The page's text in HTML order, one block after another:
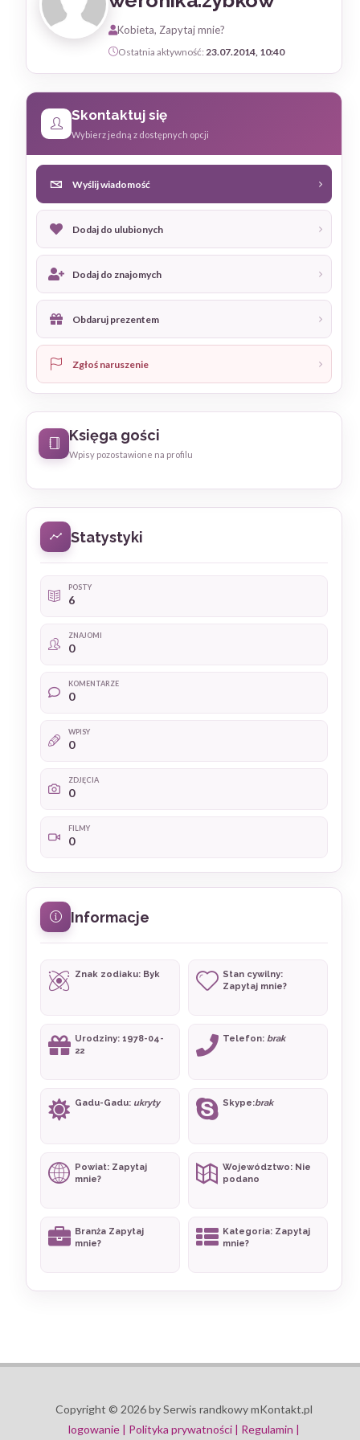
Kobieta, Zapytaj mnie?
Ostatnia aktywność: 23.07.2014, 10:40
Skontaktuj się
Wybierz jedną z dostępnych opcji
Wyślij wiadomość
Dodaj do ulubionych
Dodaj do znajomych
Obdaruj prezentem
Zgłoś naruszenie
Księga gości
Wpisy pozostawione na profilu
Statystyki
POSTY
6
ZNAJOMI
0
KOMENTARZE
0
WPISY
0
ZDJĘCIA
0
FILMY
0
Informacje
Znak zodiaku: Byk
Stan cywilny:
Zapytaj mnie?
Urodziny: 1978-04-
22
Telefon: brak
Gadu-Gadu: ukryty Skype:brak
Powiat: Zapytaj
mnie?
Województwo: Nie
podano
Branża Zapytaj
mnie?
Kategoria: Zapytaj
mnie?
Copyright © 2026 by Serwis randkowy mKontakt.pl
logowanie | Polityka prywatności | Regulamin |